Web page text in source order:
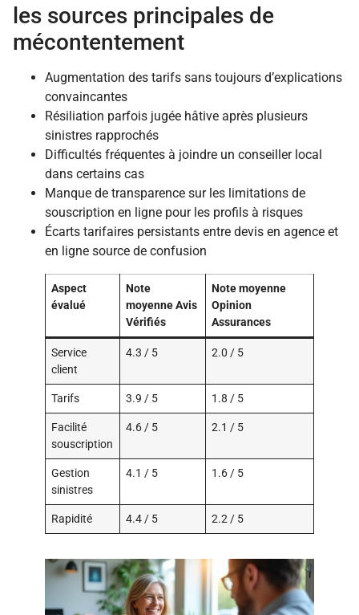
les sources principales de
mécontentement
Augmentation des tarifs sans toujours d’explications
convaincantes
Résiliation parfois jugée hâtive après plusieurs
sinistres rapprochés
Difficultés fréquentes à joindre un conseiller local
dans certains cas
Manque de transparence sur les limitations de
souscription en ligne pour les profils à risques
Écarts tarifaires persistants entre devis en agence et
en ligne source de confusion
Aspect
évalué
Note
moyenne Avis
Vérifiés
Note moyenne
Opinion
Assurances
Service
client
4.3 / 5 2.0 / 5
Tarifs 3.9 / 5 1.8 / 5
Facilité
souscription
4.6 / 5 2.1 / 5
Gestion
sinistres
4.1 / 5 1.6 / 5
Rapidité 4.4 / 5 2.2 / 5